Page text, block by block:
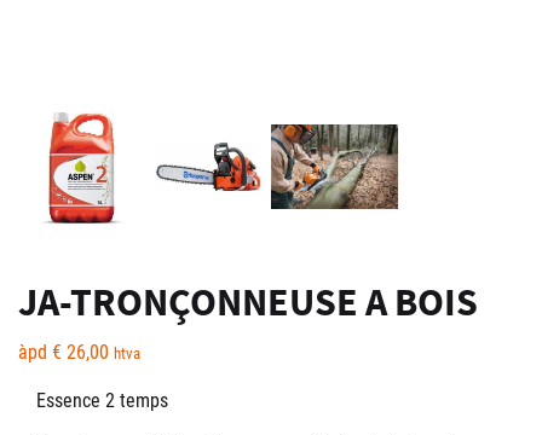
JA-TRONÇONNEUSE A BOIS
àpd € 26,00 htva
Essence 2 temps